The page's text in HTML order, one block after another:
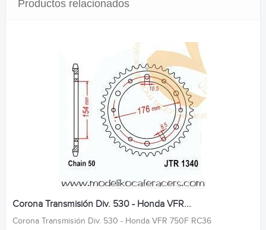
Productos relacionados
Corona Transmisión Div. 530 - Honda VFR...
Corona Transmisión Div. 530 - Honda VFR 750F RC36